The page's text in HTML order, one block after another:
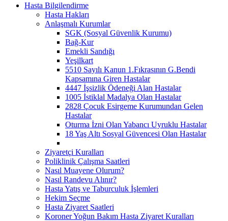
Hasta Bilgilendirme
Hasta Hakları
Anlaşmalı Kurumlar
SGK (Sosyal Güvenlik Kurumu)
Bağ-Kur
Emekli Sandığı
Yeşilkart
5510 Sayılı Kanun 1.Fıkrasının G.Bendi
Kapsamına Giren Hastalar
4447 İşsizlik Ödeneği Alan Hastalar
1005 İstiklal Madalya Olan Hastalar
2828 Çocuk Esirgeme Kurumundan Gelen
Hastalar
Oturma İzni Olan Yabancı Uyruklu Hastalar
18 Yaş Altı Sosyal Güvencesi Olan Hastalar
Ziyaretçi Kuralları
Poliklinik Çalışma Saatleri
Nasıl Muayene Olurum?
Nasıl Randevu Alınır?
Hasta Yatış ve Taburculuk İşlemleri
Hekim Seçme
Hasta Ziyaret Saatleri
Koroner Yoğun Bakım Hasta Ziyaret Kuralları